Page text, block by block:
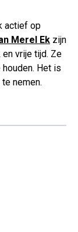
actief op
Merel Ek zijn
vrije tijd. Ze
Het is
nemen.